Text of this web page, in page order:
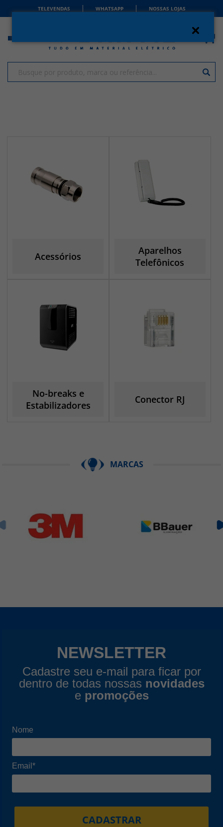
TELEVENDAS WHATSAPP NOSSAS LOJAS
Acessórios
Aparelhos
Telefônicos
No-breaks e
Estabilizadores
Conector RJ
MARCAS
NEWSLETTER
Cadastre seu e-mail para ficar por
dentro de todas nossas novidades
e promoções
Nome
Email*
CADASTRAR